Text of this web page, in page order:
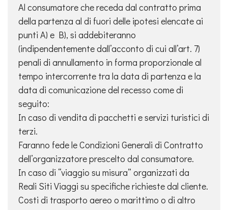
Al consumatore che receda dal contratto prima
della partenza al di fuori delle ipotesi elencate ai
punti A) e B), si addebiteranno
(indipendentemente dall’acconto di cui all’art. 7)
penali di annullamento in forma proporzionale al
tempo intercorrente tra la data di partenza e la
data di comunicazione del recesso come di
seguito:
In caso di vendita di pacchetti e servizi turistici di
terzi.
Faranno fede le Condizioni Generali di Contratto
dell’organizzatore prescelto dal consumatore.
In caso di “viaggio su misura” organizzati da
Reali Siti Viaggi su specifiche richieste dal cliente.
Costi di trasporto aereo o marittimo o di altro